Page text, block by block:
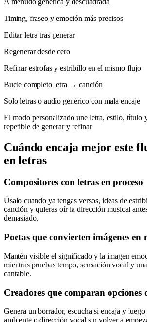
Timing, fraseo y emoción más precisos
Editar letra tras generar
Regenerar desde cero
Refinar estrofas y estribillo en el mismo flujo
Bucle completo letra → canción
Solo letras o audio genérico con mala encaje
El modo personalizado une letra, estilo, título
repetible de generar y refinar
Cuándo encaja mejor este
en letras
Compositores con letras en proceso
Úsalo cuando ya tengas versos, ideas de
canción y quieras oír la dirección musical
demasiado.
Poetas que convierten imágenes en
Mantén visible el significado y la imagen
mientras pruebas tempo, sensación vocal y
cantable.
Creadores que comparan opciones
Genera un borrador, escucha si encaja y luego
ambiente o dirección vocal sin volver a